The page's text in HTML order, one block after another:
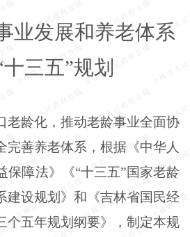
业发展和养老体系
三五”规划
老龄化，推动老龄事业全面协
完善养老体系，根据《中华人
保障法》《“十三五”国家老龄
建设规划》和《吉林省国民经
个五年规划纲要》，制定本规